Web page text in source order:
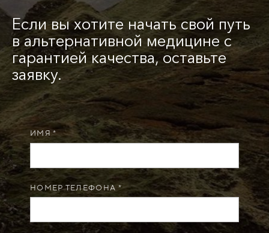
Если вы хотите начать свой путь
в альтернативной медицине с
гарантией качества, оставьте
заявку.
ИМЯ *
НОМЕР ТЕЛЕФОНА *